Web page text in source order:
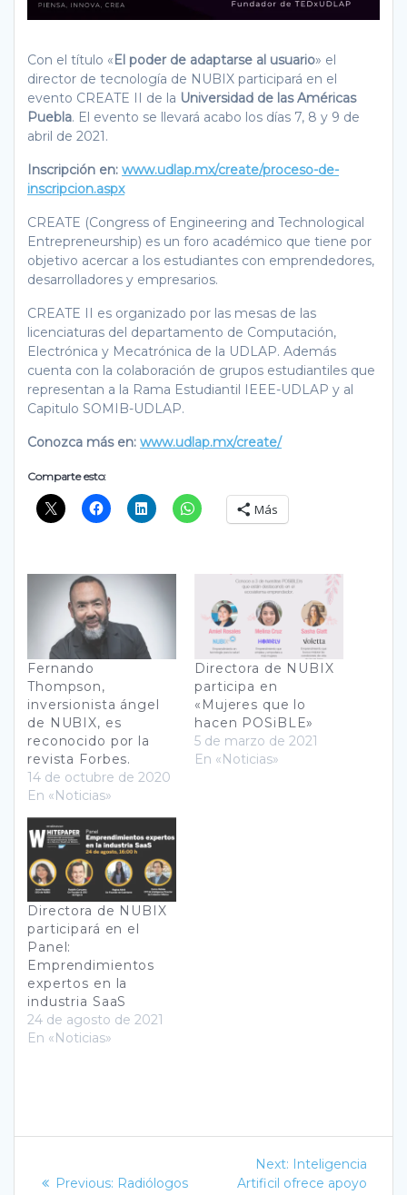
Con el título «El poder de adaptarse al usuario» el
director de tecnología de NUBIX participará en el
evento CREATE II de la Universidad de las Américas
Puebla. El evento se llevará acabo los días 7, 8 y 9 de
abril de 2021.
Inscripción en: www.udlap.mx/create/proceso-de-
inscripcion.aspx
CREATE (Congress of Engineering and Technological
Entrepreneurship) es un foro académico que tiene por
objetivo acercar a los estudiantes con emprendedores,
desarrolladores y empresarios.
CREATE II es organizado por las mesas de las
licenciaturas del departamento de Computación,
Electrónica y Mecatrónica de la UDLAP. Además
cuenta con la colaboración de grupos estudiantiles que
representan a la Rama Estudiantil IEEE-UDLAP y al
Capitulo SOMIB-UDLAP.
Conozca más en: www.udlap.mx/create/
Comparte esto:
Más
Fernando
Thompson,
inversionista ángel
de NUBIX, es
reconocido por la
revista Forbes.
14 de octubre de 2020
En «Noticias»
Directora de NUBIX
participa en
«Mujeres que lo
hacen POSiBLE»
5 de marzo de 2021
En «Noticias»
Directora de NUBIX
participará en el
Panel:
Emprendimientos
expertos en la
industria SaaS
24 de agosto de 2021
En «Noticias»
Previous: Previous
Radiólogos
Next: Next
post:
Inteligencia
Artificil ofrece apoyo